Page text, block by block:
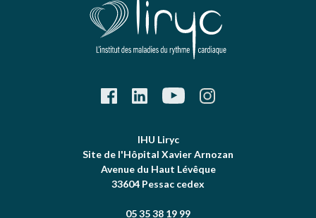
IHU Liryc
Site de l'Hôpital Xavier Arnozan
Avenue du Haut Lévêque
33604 Pessac cedex
05 35 38 19 99